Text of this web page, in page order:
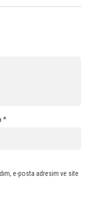
*
e-posta adresim ve site